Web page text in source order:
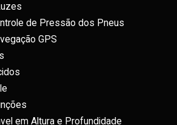
de Pressão dos Pneus
GPS
em Altura e Profundidade